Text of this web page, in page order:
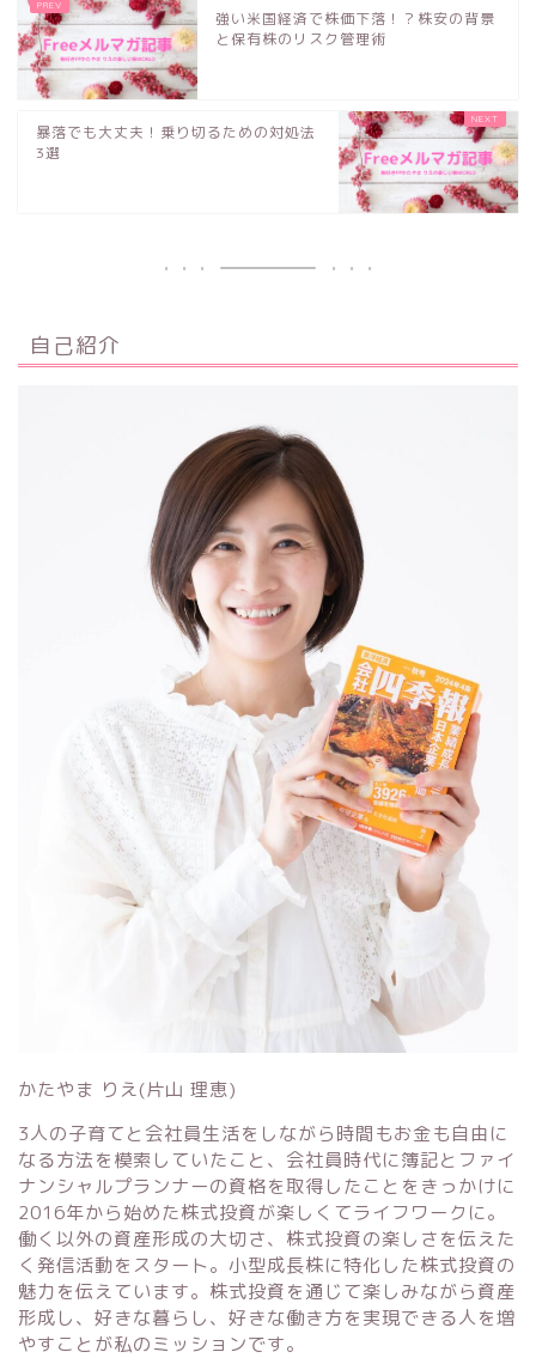
強い米国経済で株価下落！？株安の背景
と保有株のリスク管理術
暴落でも大丈夫！乗り切るための対処法
3選
自己紹介
かたやま りえ(片山 理恵)
3人の子育てと会社員生活をしながら時間もお金も自由に
なる方法を模索していたこと、会社員時代に簿記とファイ
ナンシャルプランナーの資格を取得したことをきっかけに
2016年から始めた株式投資が楽しくてライフワークに。
働く以外の資産形成の大切さ、株式投資の楽しさを伝えた
く発信活動をスタート。小型成長株に特化した株式投資の
魅力を伝えています。株式投資を通じて楽しみながら資産
形成し、好きな暮らし、好きな働き方を実現できる人を増
やすことが私のミッションです。